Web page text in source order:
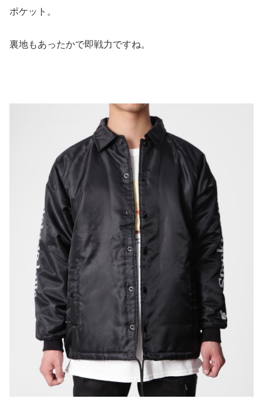
ポケット。
裏地もあったかで即戦力ですね。